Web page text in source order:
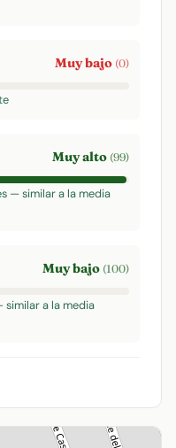
Muy bajo (0)
Muy alto (99)
— similar a la media
Muy bajo (100)
similar a la media